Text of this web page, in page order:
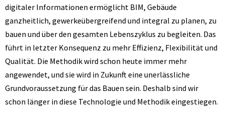
digitaler Informationen ermöglicht BIM, Gebäude
ganzheitlich, gewerkeübergreifend und integral zu planen, zu
bauen und über den gesamten Lebenszyklus zu begleiten. Das
führt in letzter Konsequenz zu mehr Effizienz, Flexibilität und
Qualität. Die Methodik wird schon heute immer mehr
angewendet, und sie wird in Zukunft eine unerlässliche
Grundvoraussetzung für das Bauen sein. Deshalb sind wir
schon länger in diese Technologie und Methodik eingestiegen.